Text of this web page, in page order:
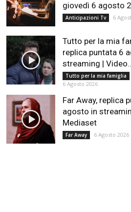
giovedì 6 agosto
Anticipazioni Tv 6
Tutto per la mia
replica puntata 6
streaming |
Tutto per la mia famiglia
6 Agosto 2026
Far Away, replica
agosto in
Mediaset
Far Away 6 Agosto 2026